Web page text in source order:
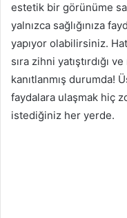
estetik bir görünüme
yalnızca sağlığınıza
yapıyor olabilirsiniz.
sıra zihni yatıştırdığı
kanıtlanmış durumda!
faydalara ulaşmak hiç
istediğiniz her yerde.